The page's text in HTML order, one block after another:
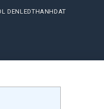
DENLEDTHANHDAT